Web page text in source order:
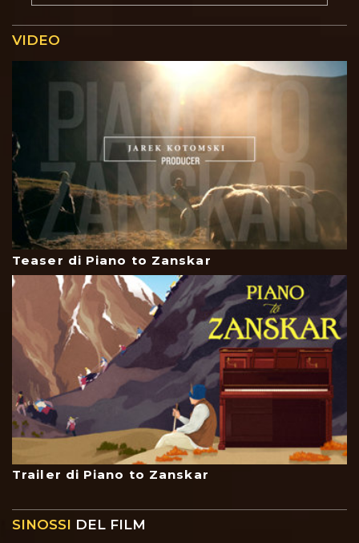
VIDEO
Teaser di Piano to Zanskar
Trailer di Piano to Zanskar
SINOSSI DEL FILM